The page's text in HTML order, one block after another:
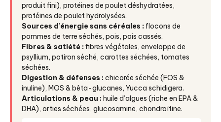
produit fini), protéines de poulet déshydratées,
protéines de poulet hydrolysées.
Sources d’énergie sans céréales : flocons de
pommes de terre séchés, pois, pois cassés.
Fibres & satiété : fibres végétales, enveloppe de
psyllium, potiron séché, carottes séchées, tomates
séchées.
Digestion & défenses : chicorée séchée (FOS &
inuline), MOS & bêta-glucanes, Yucca schidigera.
Articulations & peau : huile d’algues (riche en EPA &
DHA), orties séchées, glucosamine, chondroïtine.